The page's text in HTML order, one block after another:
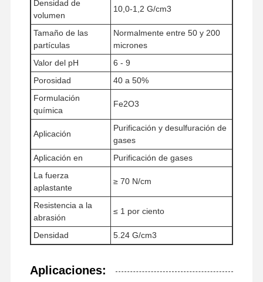
Densidad de
volumen
10,0-1,2 G/cm3
Tamaño de las
partículas
Normalmente entre 50 y 200
micrones
Valor del pH
6 - 9
Porosidad
40 a 50%
Formulación
química
Fe2O3
Aplicación
Purificación y desulfuración de
gases
Aplicación en
Purificación de gases
La fuerza
aplastante
≥ 70 N/cm
Resistencia a la
abrasión
≤ 1 por ciento
Densidad 5.24 G/cm3
Aplicaciones: